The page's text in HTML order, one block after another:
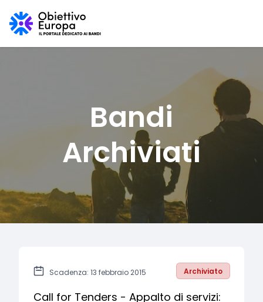
Bandi
Archiviati
Scadenza: 13 febbraio 2015 Archiviato
Call for Tenders - Appalto di servizi: